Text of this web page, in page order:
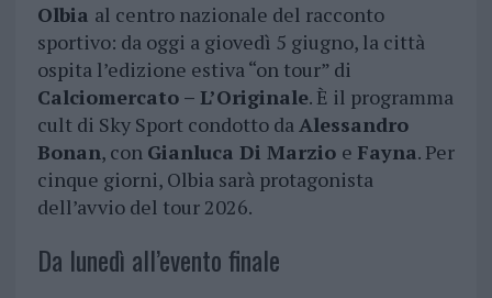
Olbia al centro nazionale del racconto
sportivo: da oggi a giovedì 5 giugno, la città
ospita l’edizione estiva “on tour” di
Calciomercato – L’Originale. È il programma
cult di Sky Sport condotto daAlessandro
Bonan, con Gianluca Di Marzio e Fayna. Per
cinque giorni, Olbia sarà protagonista
dell’avvio del tour 2026.
Da lunedì all’evento finale